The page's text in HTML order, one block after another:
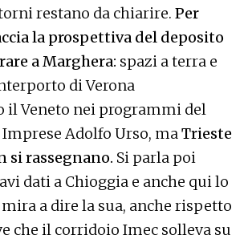
restano da chiarire. Per
la prospettiva del deposito
a Marghera: spazi a terra e
di Verona
il Veneto nei programmi del
Adolfo Urso, maTrieste
si rassegnano. Si parla poi
dati a Chioggia e anche qui lo
a dire la sua, anche rispetto
che il corridoio Imec solleva su